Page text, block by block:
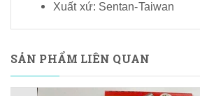
Xuất xứ: Sentan-Taiwan
SẢN PHẨM LIÊN QUAN